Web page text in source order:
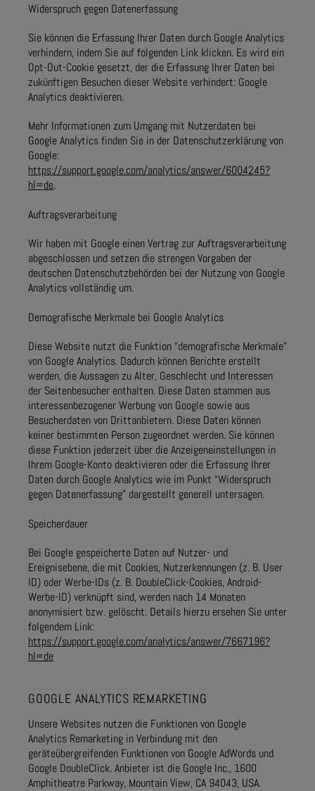
Widerspruch gegen Datenerfassung
Sie können die Erfassung Ihrer Daten durch Google Analytics
verhindern, indem Sie auf folgenden Link klicken. Es wird ein
Opt-Out-Cookie gesetzt, der die Erfassung Ihrer Daten bei
zukünftigen Besuchen dieser Website verhindert: Google
Analytics deaktivieren.
Mehr Informationen zum Umgang mit Nutzerdaten bei
Google Analytics finden Sie in der Datenschutzerklärung von
Google:
https://support.google.com/analytics/answer/6004245?
hl=de.
Auftragsverarbeitung
Wir haben mit Google einen Vertrag zur Auftragsverarbeitung
abgeschlossen und setzen die strengen Vorgaben der
deutschen Datenschutzbehörden bei der Nutzung von Google
Analytics vollständig um.
Demografische Merkmale bei Google Analytics
Diese Website nutzt die Funktion “demografische Merkmale”
von Google Analytics. Dadurch können Berichte erstellt
werden, die Aussagen zu Alter, Geschlecht und Interessen
der Seitenbesucher enthalten. Diese Daten stammen aus
interessenbezogener Werbung von Google sowie aus
Besucherdaten von Drittanbietern. Diese Daten können
keiner bestimmten Person zugeordnet werden. Sie können
diese Funktion jederzeit über die Anzeigeneinstellungen in
Ihrem Google-Konto deaktivieren oder die Erfassung Ihrer
Daten durch Google Analytics wie im Punkt “Widerspruch
gegen Datenerfassung” dargestellt generell untersagen.
Speicherdauer
Bei Google gespeicherte Daten auf Nutzer- und
Ereignisebene, die mit Cookies, Nutzerkennungen (z. B. User
ID) oder Werbe-IDs (z. B. DoubleClick-Cookies, Android-
Werbe-ID) verknüpft sind, werden nach 14 Monaten
anonymisiert bzw. gelöscht. Details hierzu ersehen Sie unter
folgendem Link:
https://support.google.com/analytics/answer/7667196?
hl=de
GOOGLE ANALYTICS REMARKETING
Unsere Websites nutzen die Funktionen von Google
Analytics Remarketing in Verbindung mit den
geräteübergreifenden Funktionen von Google AdWords und
Google DoubleClick. Anbieter ist die Google Inc., 1600
Amphitheatre Parkway, Mountain View, CA 94043, USA.